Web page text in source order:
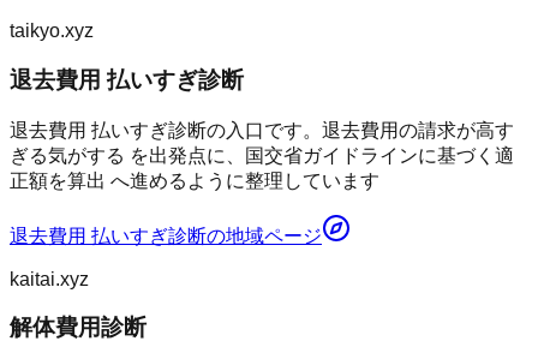
taikyo.xyz
退去費用 払いすぎ診断
退去費用 払いすぎ診断の入口です。退去費用の請求が高す
ぎる気がする を出発点に、国交省ガイドラインに基づく適
正額を算出 へ進めるように整理しています
退去費用 払いすぎ診断の地域ページ
kaitai.xyz
解体費用診断